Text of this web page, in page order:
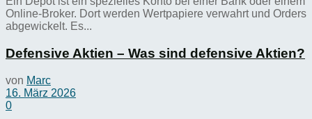
Online-Broker. Dort werden Wertpapiere verwahrt und Orders
abgewickelt. Es...
Defensive Aktien – Was sind defensive Aktien?
von Marc
16. März 2026
0